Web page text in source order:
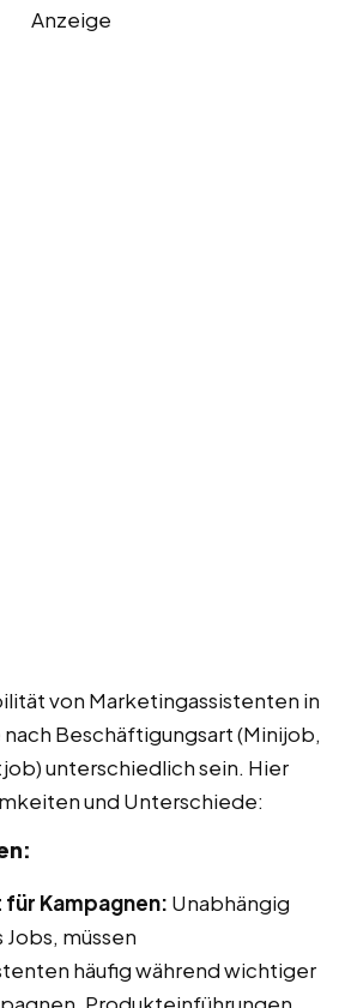
Anzeige
von Marketingassistenten in
nach Beschäftigungsart (Minijob,
unterschiedlich sein. Hier
und Unterschiede:
Kampagnen: Unabhängig
müssen
häufig während wichtiger